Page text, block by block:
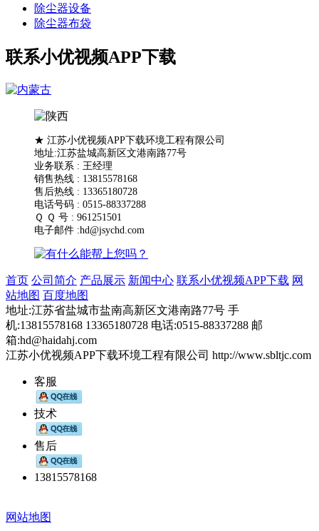
除尘器设备
除尘器布袋
联系小优视频APP下载
★ 江苏小优视频APP下载环境工程有限公司
地址:江苏盐城高新区文港南路77号
业务联系 : 王经理
销售热线 : 13815578168
售后热线 : 13365180728
电话号码 : 0515-88337288
Ｑ Ｑ 号 : 961251501
电子邮件 :hd@jsychd.com
首页 公司简介 产品展示 新闻中心 联系小优视频APP下载 网
站地图 百度地图
地址:江苏省盐城市盐南高新区文港南路77号 手
机:13815578168 13365180728 电话:0515-88337288 邮
箱:hd@haidahj.com
江苏小优视频APP下载环境工程有限公司 http://www.sbltjc.com
客服
技术
售后
13815578168
网站地图